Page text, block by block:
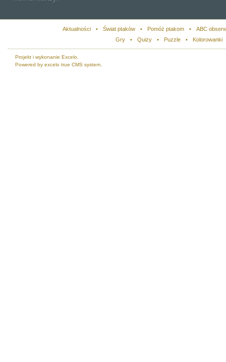
Aktualności • Świat ptaków • Pomóż ptakom •
ABC
Gry
• Quizy • Puzzle • Kolorowanki
Projekt i wykonanie Excelo.
Powered by excelo true CMS system.